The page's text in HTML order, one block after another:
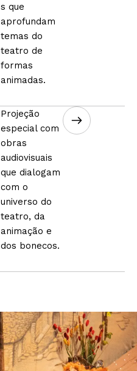
s que
aprofundam
temas do
teatro de
formas
animadas.
Projeção
especial com
obras
audiovisuais
que dialogam
com o
universo do
teatro, da
animação e
dos bonecos.